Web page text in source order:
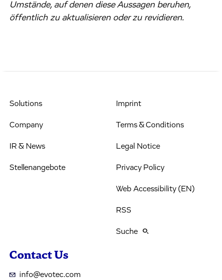
Umstände, auf denen diese Aussagen beruhen,
öffentlich zu aktualisieren oder zu revidieren.
Solutions
Company
IR & News
Stellenangebote
Imprint
Terms & Conditions
Legal Notice
Privacy Policy
Web Accessibility (EN)
RSS
Suche
Contact Us
info@evotec.com